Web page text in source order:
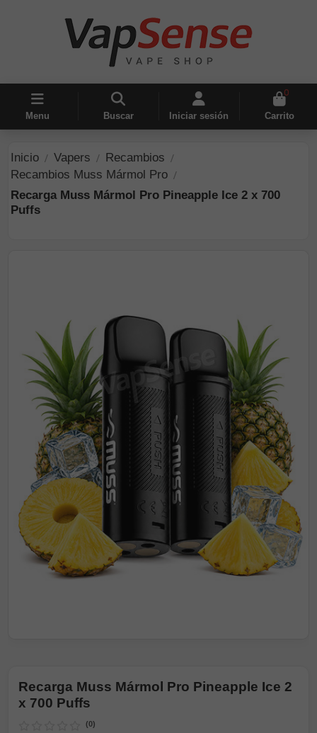
Menu Buscar Iniciar sesión
0
Carrito
Inicio Vapers
Recambios
Recambios Muss Mármol Pro
Recarga Muss Mármol Pro Pineapple Ice 2 x 700
Puffs
Recarga Muss Mármol Pro Pineapple Ice 2
x 700 Puffs
(0)